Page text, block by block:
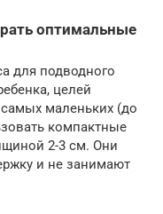
оптимальные
для подводного
целей
маленьких (до
компактные
2-3 см. Они
и не занимают